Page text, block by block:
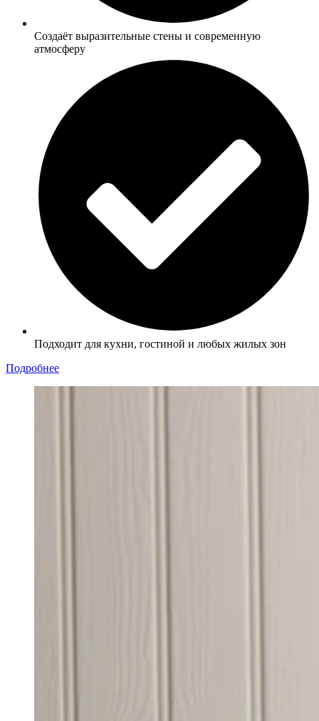
Создаёт выразительные стены и современную
атмосферу
Подходит для кухни, гостиной и любых жилых зон
Подробнее